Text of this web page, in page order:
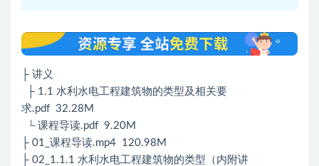
├ 讲义
├ 1.1 水利水电工程建筑物的类型及相关要
求.pdf 32.28M
└ 课程导读.pdf 9.20M
├ 01_课程导读.mp4 120.98M
├ 02_1.1.1 水利水电工程建筑物的类型（内附讲